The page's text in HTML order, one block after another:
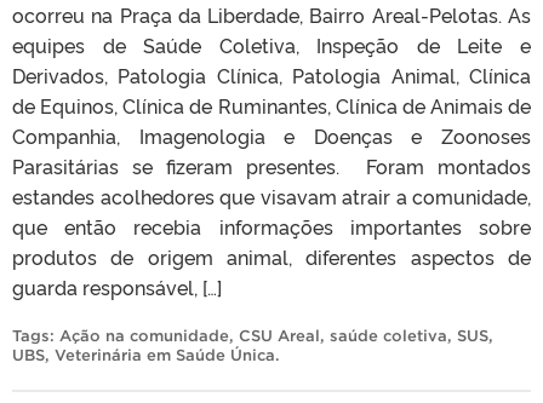
ocorreu na Praça da Liberdade, Bairro Areal-Pelotas. As
equipes de Saúde Coletiva, Inspeção de Leite e
Derivados, Patologia Clínica, Patologia Animal, Clínica
de Equinos, Clínica de Ruminantes, Clínica de Animais de
Companhia, Imagenologia e Doenças e Zoonoses
Parasitárias se fizeram presentes. Foram montados
estandes acolhedores que visavam atrair a comunidade,
que então recebia informações importantes sobre
produtos de origem animal, diferentes aspectos de
guarda responsável, […]
Tags: Ação na comunidade, CSU Areal, saúde coletiva, SUS,
UBS, Veterinária em Saúde Única.